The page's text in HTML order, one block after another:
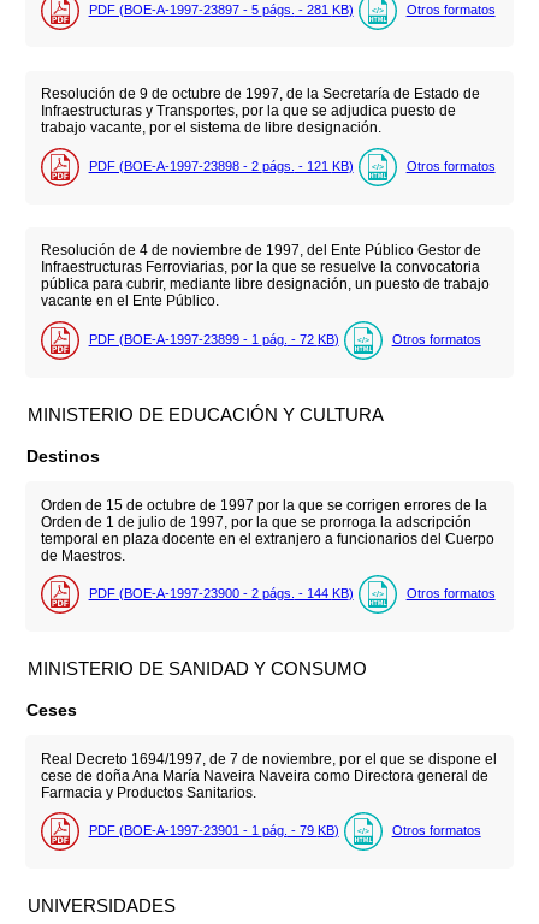
PDF (BOE-A-1997-23897 - 5 págs. - 281 KB) Otros formatos
Resolución de 9 de octubre de 1997, de la Secretaría de Estado de
Infraestructuras y Transportes, por la que se adjudica puesto de
trabajo vacante, por el sistema de libre designación.
PDF (BOE-A-1997-23898 - 2 págs. - 121 KB) Otros formatos
Resolución de 4 de noviembre de 1997, del Ente Público Gestor de
Infraestructuras Ferroviarias, por la que se resuelve la convocatoria
pública para cubrir, mediante libre designación, un puesto de trabajo
vacante en el Ente Público.
PDF (BOE-A-1997-23899 - 1 pág. - 72 KB) Otros formatos
MINISTERIO DE EDUCACIÓN Y CULTURA
Destinos
Orden de 15 de octubre de 1997 por la que se corrigen errores de la
Orden de 1 de julio de 1997, por la que se prorroga la adscripción
temporal en plaza docente en el extranjero a funcionarios del Cuerpo
de Maestros.
PDF (BOE-A-1997-23900 - 2 págs. - 144 KB) Otros formatos
MINISTERIO DE SANIDAD Y CONSUMO
Ceses
Real Decreto 1694/1997, de 7 de noviembre, por el que se dispone el
cese de doña Ana María Naveira Naveira como Directora general de
Farmacia y Productos Sanitarios.
PDF (BOE-A-1997-23901 - 1 pág. - 79 KB) Otros formatos
UNIVERSIDADES